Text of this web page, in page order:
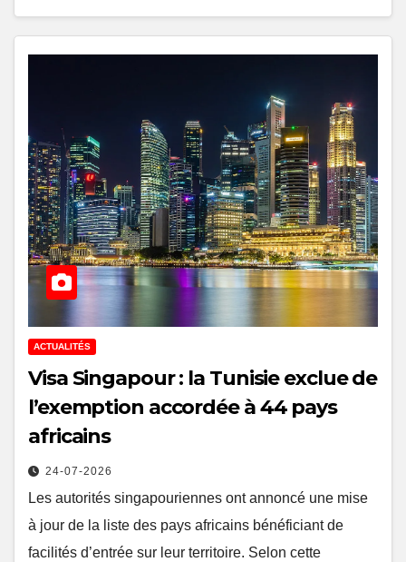
ACTUALITÉS
Visa Singapour : la Tunisie exclue de
l’exemption accordée à 44 pays
africains
24-07-2026
Les autorités singapouriennes ont annoncé une mise
à jour de la liste des pays africains bénéficiant de
facilités d’entrée sur leur territoire. Selon cette